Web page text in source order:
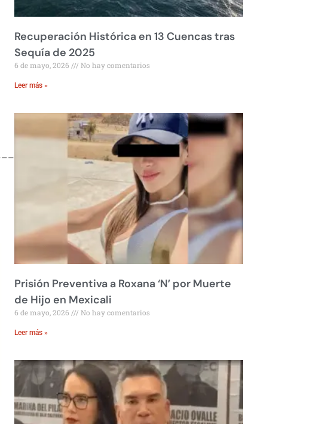
Recuperación Histórica en 13 Cuencas tras
Sequía de 2025
6 de mayo, 2026 No hay comentarios
Leer más »
Prisión Preventiva a Roxana ‘N’ por Muerte
de Hijo en Mexicali
6 de mayo, 2026 No hay comentarios
Leer más »